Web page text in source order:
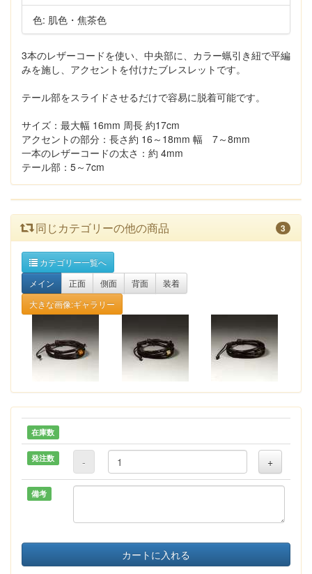
色: 肌色・焦茶色
3本のレザーコードを使い、中央部に、カラー蝋引き紐で平編
みを施し、アクセントを付けたブレスレットです。
テール部をスライドさせるだけで容易に脱着可能です。
サイズ：最大幅 16mm 周長 約17cm
アクセントの部分：長さ約 16～18mm 幅 7～8mm
一本のレザーコードの太さ：約 4mm
テール部：5～7cm
同じカテゴリーの他の商品 3
カテゴリー一覧へ
メイン
正面 側面 背面
装着
大きな画像:ギャラリー
在庫数
発注数 - +
備考
カートに入れる